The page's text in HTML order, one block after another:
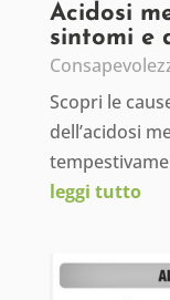
Acidosi
sintomi e
Scopri le
dell’acidosi
leggi tutto